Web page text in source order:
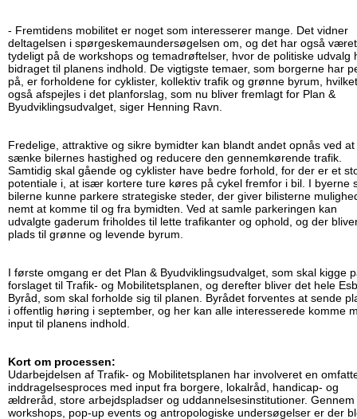
- Fremtidens mobilitet er noget som interesserer mange. Det vidner
deltagelsen i spørgeskemaundersøgelsen om, og det har også været
tydeligt på de workshops og temadrøftelser, hvor de politiske udvalg
bidraget til planens indhold. De vigtigste temaer, som borgerne har
på, er forholdene for cyklister, kollektiv trafik og grønne byrum, hvilket
også afspejles i det planforslag, som nu bliver fremlagt for Plan &
Byudviklingsudvalget, siger Henning Ravn.
Fredelige, attraktive og sikre bymidter kan blandt andet opnås ved at
sænke bilernes hastighed og reducere den gennemkørende trafik.
Samtidig skal gående og cyklister have bedre forhold, for der er et
potentiale i, at især kortere ture køres på cykel fremfor i bil. I byerne
bilerne kunne parkere strategiske steder, der giver bilisterne
nemt at komme til og fra bymidten. Ved at samle parkeringen kan
udvalgte gaderum friholdes til lette trafikanter og ophold, og der
plads til grønne og levende byrum.
I første omgang er det Plan & Byudviklingsudvalget, som skal kigge
forslaget til Trafik- og Mobilitetsplanen, og derefter bliver det hele
Byråd, som skal forholde sig til planen. Byrådet forventes at sende
i offentlig høring i september, og her kan alle interesserede komme
input til planens indhold.
Kort om processen:
Udarbejdelsen af Trafik- og Mobilitetsplanen har involveret en
inddragelsesproces med input fra borgere, lokalråd, handicap- og
ældreråd, store arbejdspladser og uddannelsesinstitutioner. Gennem
workshops, pop-up events og antropologiske undersøgelser er der